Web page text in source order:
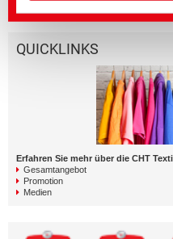
QUICKLINKS
Erfahren Sie mehr über die CHT
Gesamtangebot
Promotion
Medien